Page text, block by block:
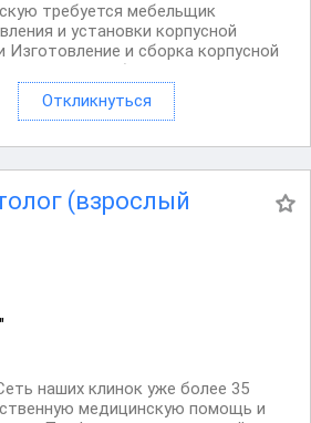
требуется мебельщик
и установки корпусной
Изготовление и сборка корпусной
и проектам; Работа с лдсп, МДФ,
Раскрой, присадка,
мебельной фурнитуры; Сборка...
Откликнуться
(взрослый
наших клинок уже более 35
медицинскую помощь и